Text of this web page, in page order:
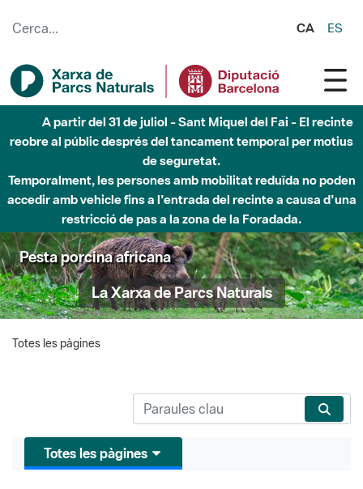
CA ES
A partir del 31 de juliol - Sant Miquel del Fai - El recinte
reobre al públic després del tancament temporal per motius
de seguretat.
Temporalment, les persones amb mobilitat reduïda no poden
accedir amb vehicle fins a l'entrada del recinte a causa d'una
restricció de pas a la zona de la Foradada.
Pesta porcina africana
La Xarxa de Parcs Naturals
Totes les pàgines
Totes les pàgines